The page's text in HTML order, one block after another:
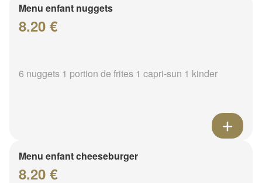
Menu enfant nuggets
8.20 €
6 nuggets 1 portion de frites 1 capri-sun 1 kinder
Menu enfant cheeseburger
8.20 €